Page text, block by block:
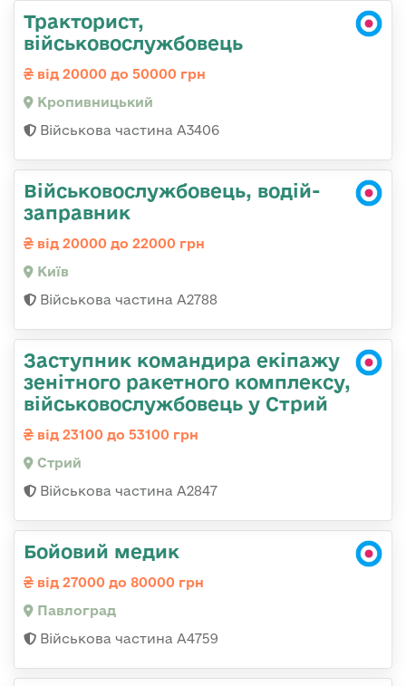
Тракторист,
військовослужбовець
від 20000 до 50000 грн
Кропивницький
Військова частина А3406
Військовослужбовець, водій-
заправник
від 20000 до 22000 грн
Київ
Військова частина А2788
Заступник командира екіпажу
зенітного ракетного комплексу,
військовослужбовець у Стрий
від 23100 до 53100 грн
Стрий
Військова частина А2847
Бойовий медик
від 27000 до 80000 грн
Павлоград
Військова частина А4759